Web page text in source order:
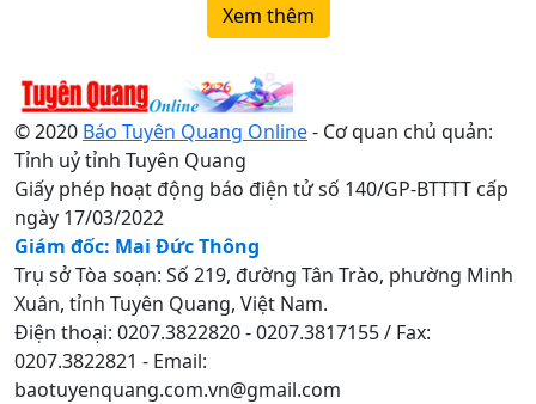
Xem thêm
© 2020 Báo Tuyên Quang Online- Cơ quan chủ quản:
Tỉnh uỷ tỉnh Tuyên Quang
Giấy phép hoạt động báo điện tử số 140/GP-BTTTT cấp
ngày 17/03/2022
Giám đốc: Mai Đức Thông
Trụ sở Tòa soạn: Số 219, đường Tân Trào, phường Minh
Xuân, tỉnh Tuyên Quang, Việt Nam.
Điện thoại: 0207.3822820 - 0207.3817155 / Fax:
0207.3822821 - Email:
baotuyenquang.com.vn@gmail.com